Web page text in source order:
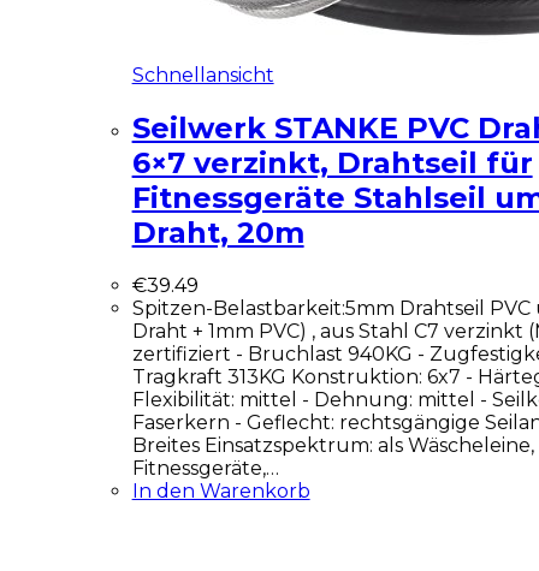
Schnellansicht
Seilwerk STANKE PVC
6×7 verzinkt, Drahtseil für
Fitnessgeräte Stahlseil
Draht, 20m
€39.49
Spitzen-Belastbarkeit:5mm Drahtseil
Draht + 1mm PVC) , aus Stahl C7 verzinkt
zertifiziert - Bruchlast 940KG -
Tragkraft 313KG Konstruktion: 6x7 -
Flexibilität: mittel - Dehnung: mittel -
Faserkern - Geflecht: rechtsgängige
Breites Einsatzspektrum: als
Fitnessgeräte,…
In den Warenkorb